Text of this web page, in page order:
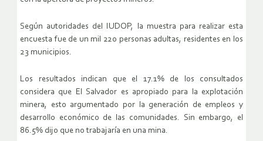
Según autoridades del IUDOP, la muestra para realizar esta
encuesta fue de un mil 220 personas adultas, residentes en los
23 municipios.
Los resultados indican que el 17.1% de los consultados
considera que El Salvador es apropiado para la explotación
minera, esto argumentado por la generación de empleos y
desarrollo económico de las comunidades. Sin embargo, el
86.5% dijo que no trabajaría en una mina.